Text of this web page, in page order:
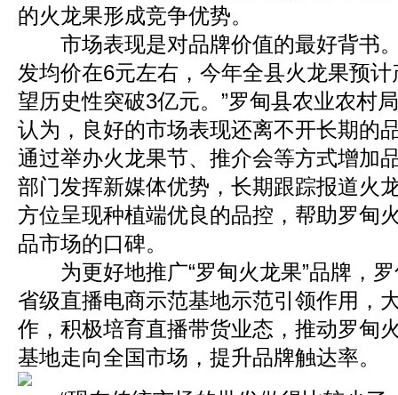
的火龙果形成竞争优势。
市场表现是对品牌价值的最好背书。
发均价在6元左右，今年全县火龙果预
望历史性突破3亿元。”罗甸县农业农村
认为，良好的市场表现还离不开长期的
通过举办火龙果节、推介会等方式增加
部门发挥新媒体优势，长期跟踪报道火
方位呈现种植端优良的品控，帮助罗甸
品市场的口碑。
为更好地推广“罗甸火龙果”品牌，罗
省级直播电商示范基地示范引领作用，
作，积极培育直播带货业态，推动罗甸
基地走向全国市场，提升品牌触达率。